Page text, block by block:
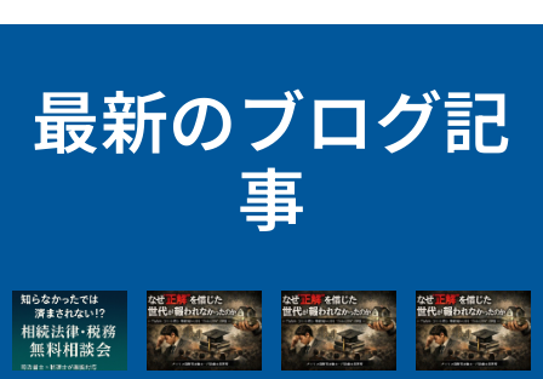
最新のブログ記
事